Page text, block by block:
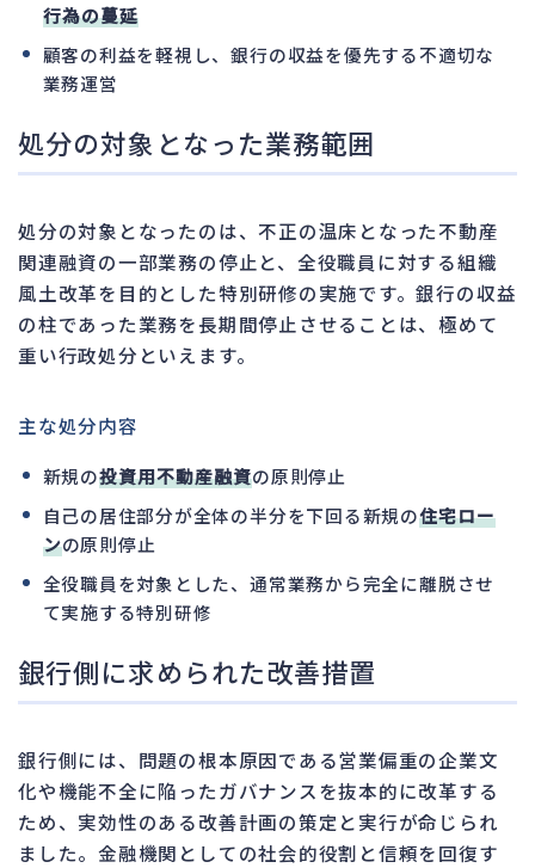
行為の蔓延
顧客の利益を軽視し、銀行の収益を優先する不適切な
業務運営
処分の対象となった業務範囲
処分の対象となったのは、不正の温床となった不動産
関連融資の一部業務の停止と、全役職員に対する組織
風土改革を目的とした特別研修の実施です。銀行の収益
の柱であった業務を長期間停止させることは、極めて
重い行政処分といえます。
主な処分内容
新規の投資用不動産融資の原則停止
自己の居住部分が全体の半分を下回る新規の住宅ロー
ンの原則停止
全役職員を対象とした、通常業務から完全に離脱させ
て実施する特別研修
銀行側に求められた改善措置
銀行側には、問題の根本原因である営業偏重の企業文
化や機能不全に陥ったガバナンスを抜本的に改革する
ため、実効性のある改善計画の策定と実行が命じられ
ました。金融機関としての社会的役割と信頼を回復す